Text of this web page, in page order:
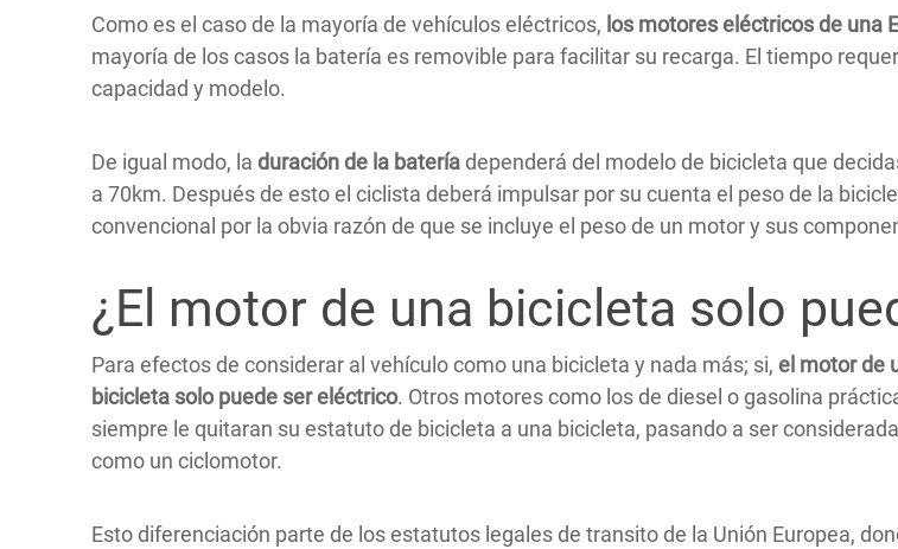
Como es el caso de la mayoría de vehículos eléctricos, los motores eléctricos de una
mayoría de los casos la batería es removible para facilitar su recarga. El tiempo
capacidad y modelo.
De igual modo, la duración de la batería dependerá del modelo de bicicleta que
a 70km. Después de esto el ciclista deberá impulsar por su cuenta el peso de la
convencional por la obvia razón de que se incluye el peso de un motor y sus
¿El motor de una bicicleta solo
Para efectos de considerar al vehículo como una bicicleta y nada más; si, el motor de
bicicleta solo puede ser eléctrico. Otros motores como los de diesel o gasolina
siempre le quitaran su estatuto de bicicleta a una bicicleta, pasando a ser
como un ciclomotor.
Esto diferenciación parte de los estatutos legales de transito de la Unión Europea,